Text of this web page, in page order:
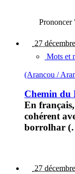
Prononcer
27
Mots et
(Arancou /
Chemin
En
cohérent
borrolhar
27